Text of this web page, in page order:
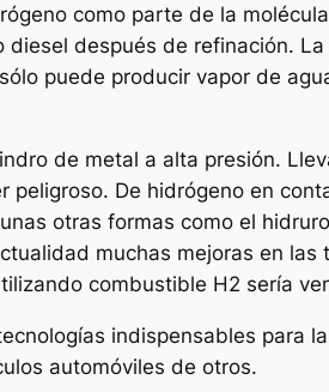
como parte de la
después de refinación.
puede producir vapor de
de metal a alta presión.
De hidrógeno en
otras formas como el
muchas mejoras en
combustible H2 sería
indispensables para
automóviles de otros.